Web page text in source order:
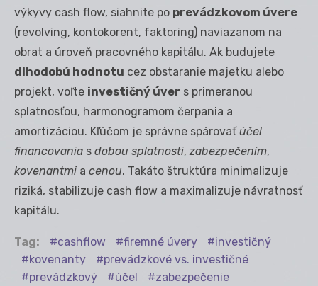
výkyvy cash flow, siahnite po prevádzkovom úvere
(revolving, kontokorent, faktoring) naviazanom na
obrat a úroveň pracovného kapitálu. Ak budujete
dlhodobú hodnotu cez obstaranie majetku alebo
projekt, voľte investičný úver s primeranou
splatnosťou, harmonogramom čerpania a
amortizáciou. Kľúčom je správne spárovaťúčel
financovania s dobou splatnosti,zabezpečením,
kovenantmi a cenou. Takáto štruktúra minimalizuje
riziká, stabilizuje cash flow a maximalizuje návratnosť
kapitálu.
Tag: cashflow firemné úvery
investičný
kovenanty
prevádzkové vs. investičné
prevádzkový
účel zabezpečenie